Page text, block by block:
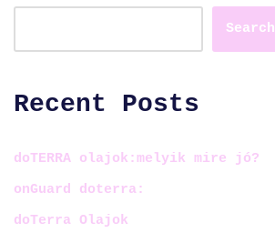
Search
Recent Posts
doTERRA olajok:melyik mire jó?
onGuard doterra:
doTerra Olajok